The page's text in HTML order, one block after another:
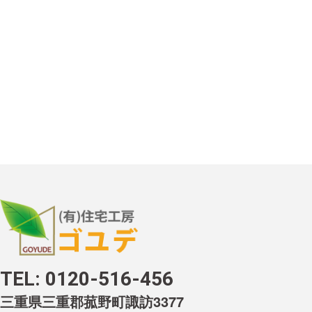
TEL: 0120-516-456
三重県三重郡菰野町諏訪3377